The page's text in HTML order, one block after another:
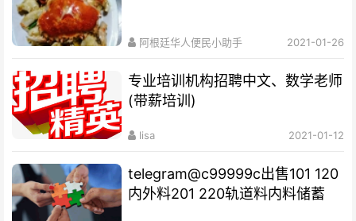
阿根廷华人便民小助手 2021-01-26
专业培训机构​招聘中文、数学老师
(带薪培训)
lisa 2021-01-12
telegram@c99999c出售101 120
内外料201 220轨道料内料储蓄